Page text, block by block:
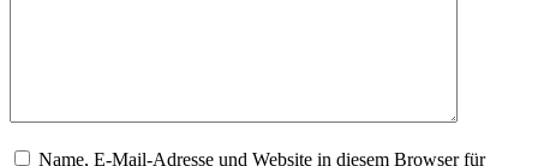
Name, E-Mail-Adresse und Website in diesem Browser für